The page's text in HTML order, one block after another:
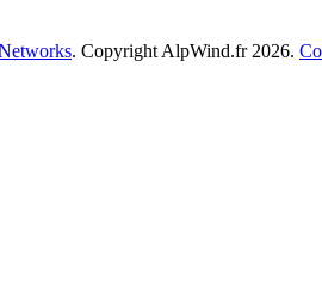
. Copyright AlpWind.fr 2026.